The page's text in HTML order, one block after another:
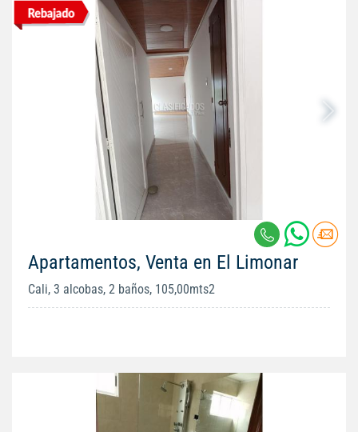
Apartamentos, Venta en El Limonar
Cali, 3 alcobas, 2 baños, 105,00mts2